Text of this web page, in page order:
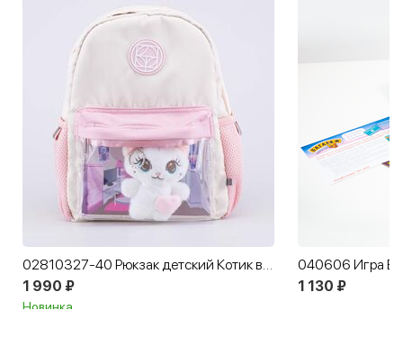
02810327-40 Рюкзак детский Котик в домике бежевый-розовый
1 990 ₽
Новинка
040606 Игра
1 130 ₽